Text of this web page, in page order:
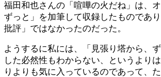
福田和也さんの「喧嘩の火だね」は、
ずっと」を加筆して収録したものであ
批評」ではなかったのだった。
ようするに私には、「見張り塔から、
した必然性もわからない、というより
りよりも気に入っているのであって、